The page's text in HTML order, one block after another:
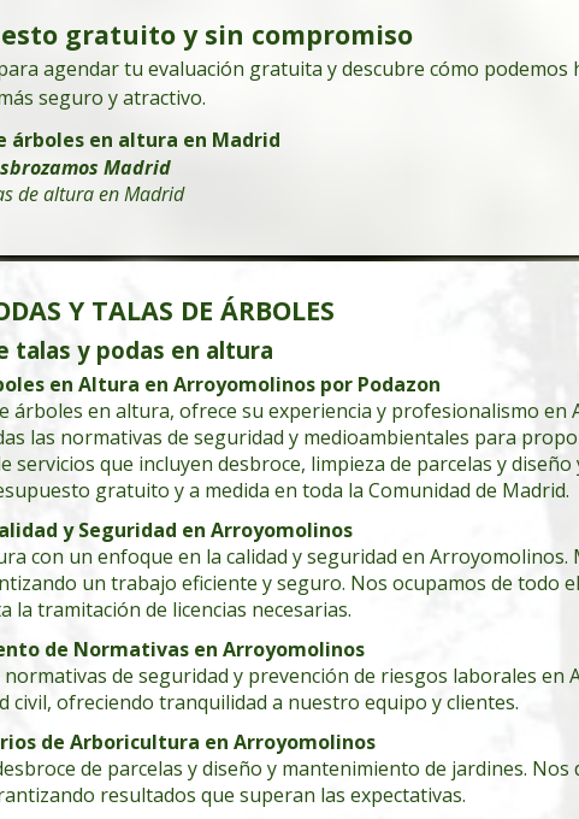
gratuito y sin compromiso
agendar tu evaluación gratuita y descubre cómo podemos
seguro y atractivo.
árboles en altura en Madrid
Madrid
de altura en Madrid
de podas en altura
904 866
altura Árboles de gran altura
Y TALAS DE ÁRBOLES
talas y podas en altura
en Altura en Arroyomolinos por Podazon
árboles en altura, ofrece su experiencia y profesionalismo en
las normativas de seguridad y medioambientales para
que incluyen desbroce, limpieza de parcelas y
gratuito y a medida en toda la Comunidad de Madrid.
y Seguridad en Arroyomolinos
con un enfoque en la calidad y seguridad en Arroyomolinos.
un trabajo eficiente y seguro. Nos ocupamos de todo
la tramitación de licencias necesarias.
de Normativas en Arroyomolinos
de seguridad y prevención de riesgos laborales en
civil, ofreciendo tranquilidad a nuestro equipo y clientes.
de Arboricultura en Arroyomolinos
de parcelas y diseño y mantenimiento de jardines. Nos
resultados que superan las expectativas.